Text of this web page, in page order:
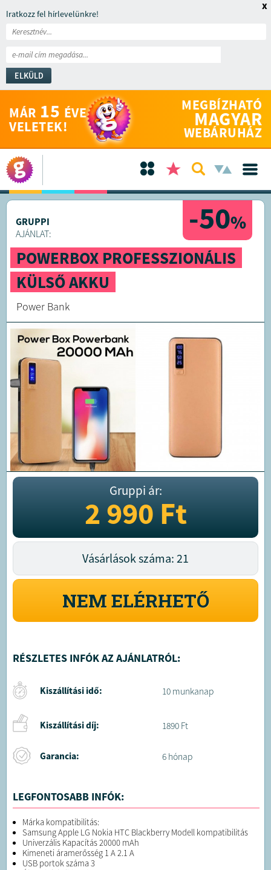
Iratkozz fel hírlevelünkre!
ELKÜLD
x
MÁR 15 ÉVE
VELETEK!
MEGBÍZHATÓ
MAGYAR
WEBÁRUHÁZ
-50%
GRUPPI
AJÁNLAT:
POWERBOX PROFESSZIONÁLIS
KÜLSŐ AKKU
Power Bank
Gruppi ár:
2 990Ft
Vásárlások száma: 21
NEM ELÉRHETŐ
RÉSZLETES INFÓK AZ AJÁNLATRÓL:
Kiszállítási idő: 10 munkanap
Kiszállítási díj: 1890 Ft
Garancia: 6 hónap
LEGFONTOSABB INFÓK:
Márka kompatibilitás:
Samsung Apple LG Nokia HTC Blackberry Modell kompatibilitás
Univerzális Kapacítás 20000 mAh
Kimeneti áramerősség 1 A 2.1 A
USB portok száma 3